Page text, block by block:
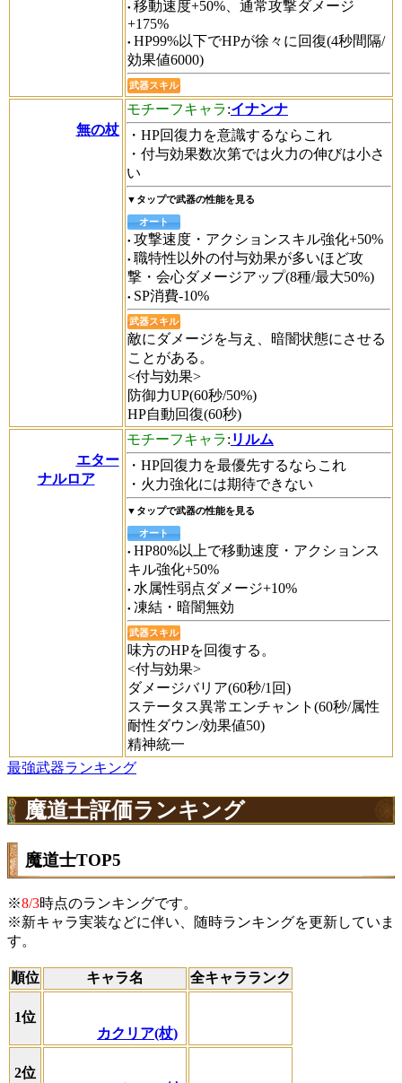
移動速度+50%、通常攻撃ダメージ
+175%
HP99%以下でHPが徐々に回復(4秒間隔/
効果値6000)
武器スキル
無の杖
モチーフキャラ:イナンナ
・HP回復力を意識するならこれ
・付与効果数次第では火力の伸びは小さ
い
▼タップで武器の性能を見る
オート
攻撃速度・アクションスキル強化+50%
職特性以外の付与効果が多いほど攻
撃・会心ダメージアップ(8種/最大50%)
SP消費-10%
武器スキル
敵にダメージを与え、暗闇状態にさせる
ことがある。
<付与効果>
防御力UP(60秒/50%)
HP自動回復(60秒)
エター
ナルロア
モチーフキャラ: リルム
・HP回復力を最優先するならこれ
・火力強化には期待できない
▼タップで武器の性能を見る
オート
HP80%以上で移動速度・アクションス
キル強化+50%
水属性弱点ダメージ+10%
凍結・暗闇無効
武器スキル
味方のHPを回復する。
<付与効果>
ダメージバリア(60秒/1回)
ステータス異常エンチャント(60秒/属性
耐性ダウン/効果値50)
精神統一
最強武器ランキング
魔道士評価ランキング
魔道士TOP5
※8/3時点のランキングです。
※新キャラ実装などに伴い、随時ランキングを更新していま
す。
順位 キャラ名 全キャラランク
1位
カクリア(杖)
2位